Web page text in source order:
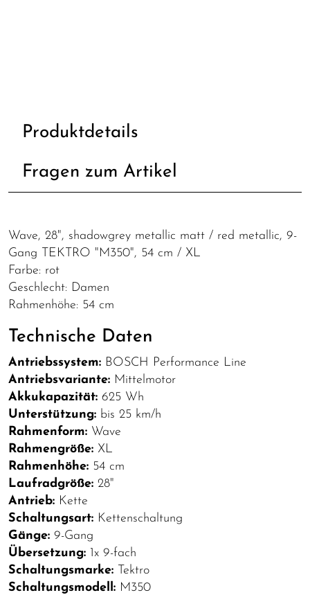
Produktdetails
Fragen zum Artikel
Wave, 28", shadowgrey metallic matt / red metallic, 9-
Gang TEKTRO "M350", 54 cm / XL
Farbe: rot
Geschlecht: Damen
Rahmenhöhe: 54 cm
Technische Daten
Antriebssystem: BOSCH Performance Line
Antriebsvariante: Mittelmotor
Akkukapazität: 625 Wh
Unterstützung: bis 25 km/h
Rahmenform: Wave
Rahmengröße: XL
Rahmenhöhe: 54 cm
Laufradgröße: 28"
Antrieb: Kette
Schaltungsart: Kettenschaltung
Gänge: 9-Gang
Übersetzung: 1x 9-fach
Schaltungsmarke: Tektro
Schaltungsmodell: M350